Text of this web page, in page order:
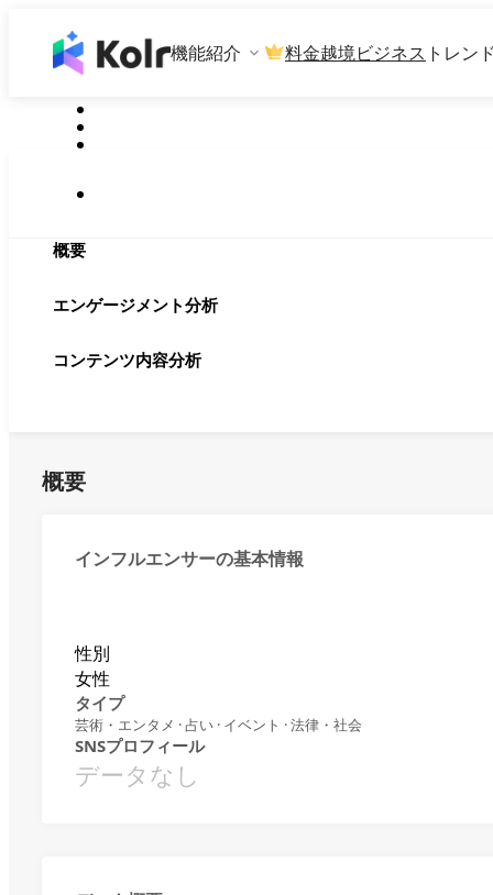
機能紹介 料金越境ビジネス トレン
概要
エンゲージメント分析
コンテンツ内容分析
概要
インフルエンサーの基本情報
性別
女性
タイプ
芸術・エンタメ · 占い · イベント · 法律・社会
SNSプロフィール
データなし